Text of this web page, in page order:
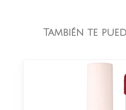
También te